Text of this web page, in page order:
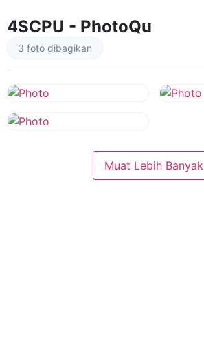
4SCPU - PhotoQu
3 foto dibagikan
Muat Lebih Banyak